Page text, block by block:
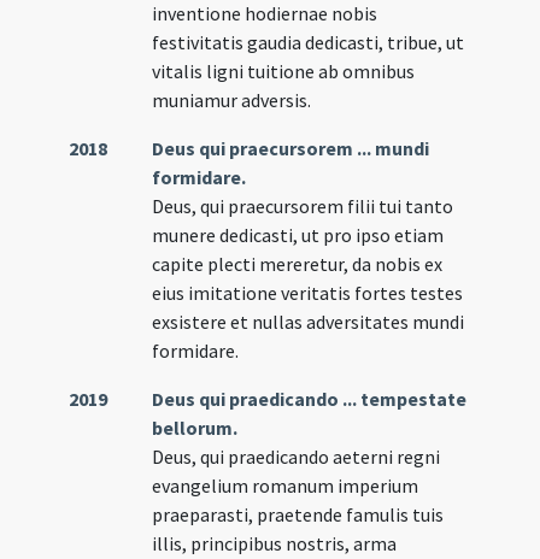
inventione hodiernae nobis
festivitatis gaudia dedicasti, tribue, ut
vitalis ligni tuitione ab omnibus
muniamur adversis.
2018
Deus qui praecursorem ... mundi
formidare.
Deus, qui praecursorem filii tui tanto
munere dedicasti, ut pro ipso etiam
capite plecti mereretur, da nobis ex
eius imitatione veritatis fortes testes
exsistere et nullas adversitates mundi
formidare.
2019
Deus qui praedicando ... tempestate
bellorum.
Deus, qui praedicando aeterni regni
evangelium romanum imperium
praeparasti, praetende famulis tuis
illis, principibus nostris, arma